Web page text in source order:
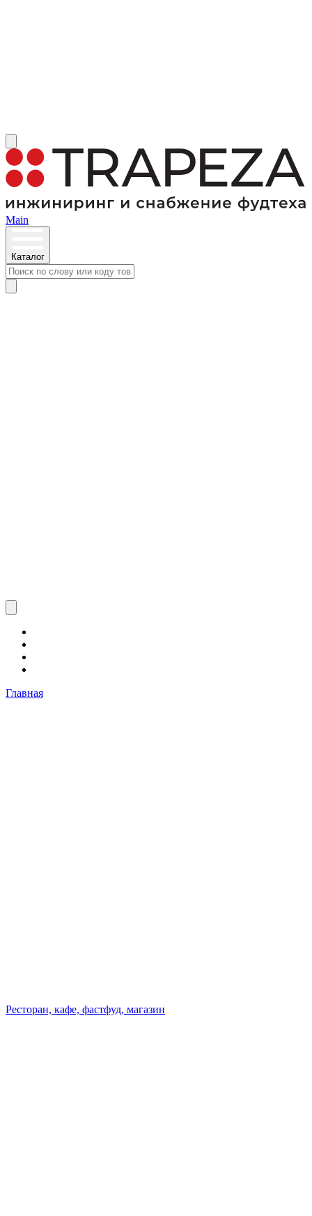
Main
Каталог
Главная
Ресторан, кафе, фастфуд, магазин